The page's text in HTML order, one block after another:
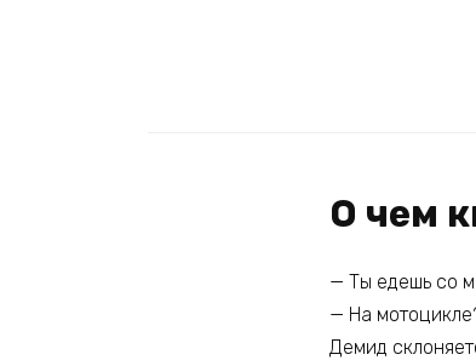
О чем
— Ты едешь со
— На
Демид